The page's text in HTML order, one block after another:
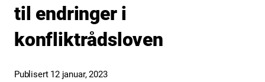
til endringer i
konfliktrådsloven
Publisert 12 januar, 2023